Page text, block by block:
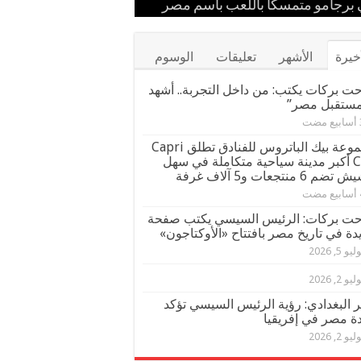
برجامو متمسكًا باللعب باسم مصر
قيادات القبائل والعائلات المصرية
إيران
مهرجان كان
الأشهر تعليقات الوسوم
بركات يكتب: من داخل التجربة.. أشهد
مصر”
مجموعة بيك الباتروس للفنادق تطلق Capri
City أكبر مدينة سياحية متكاملة في سهل
6 منتجعات و5 آلاف غرفة
بركات: الرئيس السيسي يكتب صفحة
في تاريخ مصر بافتتاح «الأوكتاجون»
5, 2026
2, 2026
البغدادي: رؤية الرئيس السيسي تؤكد
مصر في إفريقيا
2, 2026